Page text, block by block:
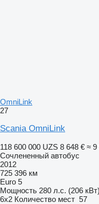
OmniLink
27
Scania OmniLink
118 600 000 UZS 8 648 € ≈ 9
Сочлененный автобус
2012
725 396 км
Euro 5
Мощность 280 л.с. (206 кВт)
6x2 Количество мест 57